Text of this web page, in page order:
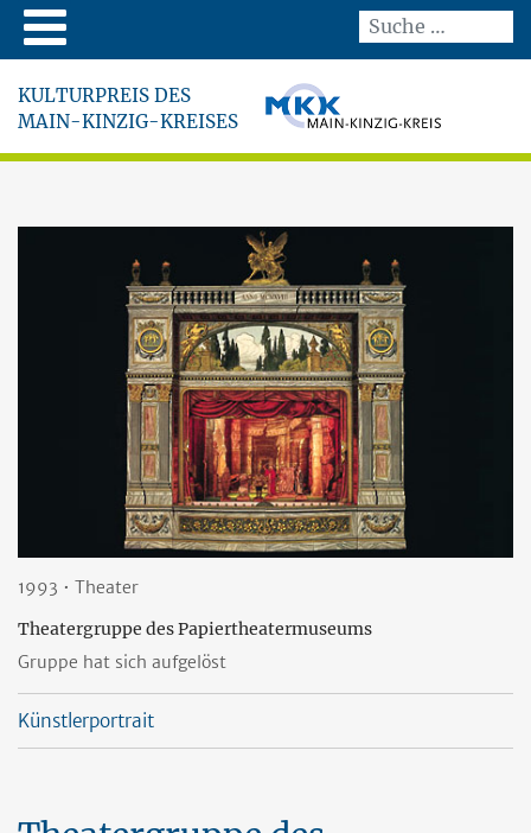
KULTURPREIS DES
MAIN-KINZIG-KREISES
1993 • Theater
Theatergruppe des Papiertheatermuseums
Gruppe hat sich aufgelöst
Künstlerportrait